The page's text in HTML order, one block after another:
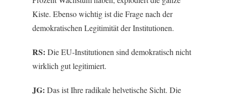
Kiste. Ebenso wichtig ist die Frage nach der
demokratischen Legitimität der Institutionen.
RS: Die EU-Institutionen sind demokratisch nicht
wirklich gut legitimiert.
JG: Das ist Ihre radikale helvetische Sicht. Die